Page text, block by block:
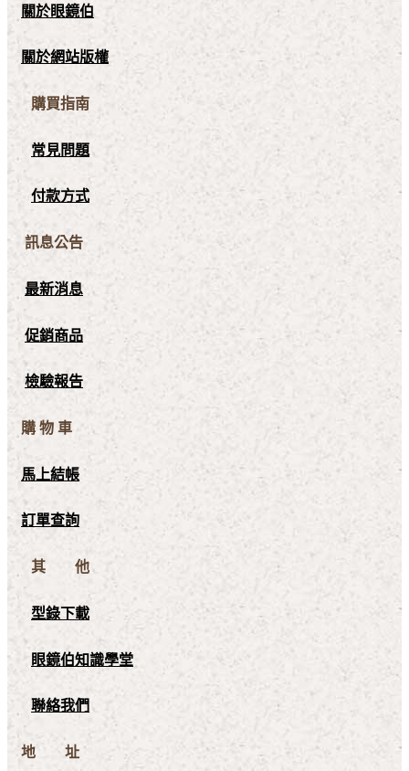
關於眼鏡伯
關於網站版權
購買指南
常見問題
付款方式
訊息公告
最新消息
促銷商品
檢驗報告
購 物 車
馬上結帳
訂單查詢
其 他
型錄下載
眼鏡伯知識學堂
聯絡我們
地 址